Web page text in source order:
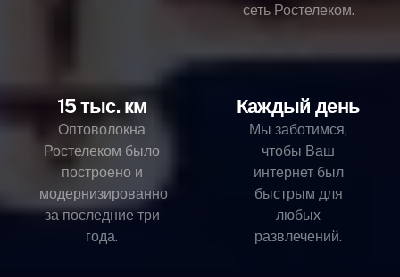
сеть Ростелеком.
15 тыс. км
Оптоволокна
Ростелеком было
построено и
модернизированно
за последние три
года.
Каждый день
Мы заботимся,
чтобы Ваш
интернет был
быстрым для
любых
развлечений.